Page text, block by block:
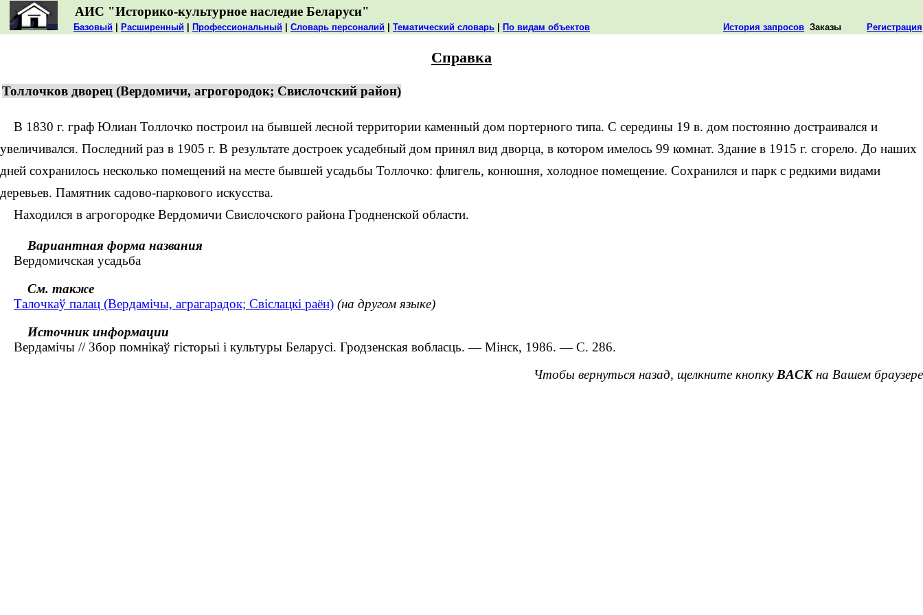
АИС "Историко-культурное наследие Беларуси"
Базовый Расширенный Профессиональный Словарь персоналий Тематический словарь По видам объектов История запросов Заказы Регистрация
Справка
Толлочков дворец (Вердомичи, агрогородок; Свислочский район)
В 1830 г. граф Юлиан Толлочко построил на бывшей лесной территории каменный дом портерного типа. С середины 19 в. дом постоянно достраивался и
увеличивался. Последний раз в 1905 г. В результате достроек усадебный дом принял вид дворца, в котором имелось 99 комнат. Здание в 1915 г. сгорело. До наших
дней сохранилось несколько помещений на месте бывшей усадьбы Толлочко: флигель, конюшня, холодное помещение. Сохранился и парк с редкими видами
деревьев. Памятник садово-паркового искусства.
Находился в агрогородке Вердомичи Свислочского района Гродненской области.
Вариантная форма названия
Вердомичская усадьба
См. также
Талочкаў палац (Вердамічы, аграгарадок; Свіслацкі раён) (на другом языке)
Источник информации
Вердамічы // Збор помнікаў гісторыі і культуры Беларусі. Гродзенская вобласць. — Мінск, 1986. — С. 286.
Чтобы вернуться назад, щелкните кнопкуBACKна Вашем браузере